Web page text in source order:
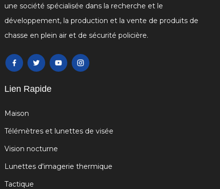
une société spécialisée dans la recherche et le
développement, la production et la vente de produits de
chasse en plein air et de sécurité policière.
Lien Rapide
Maison
Télémètres et lunettes de visée
Vision nocturne
Lunettes d'imagerie thermique
Tactique